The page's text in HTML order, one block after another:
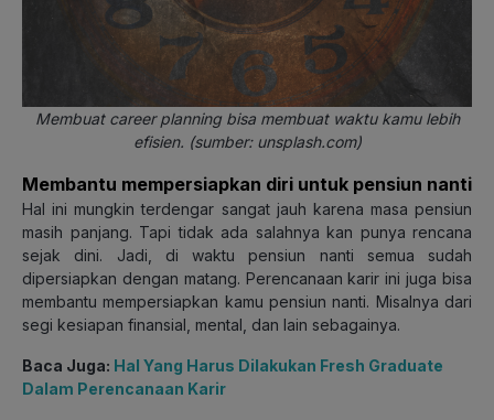
Membuat career planning bisa membuat waktu kamu lebih
efisien. (sumber: unsplash.com)
Membantu mempersiapkan diri untuk pensiun nanti
Hal ini mungkin terdengar sangat jauh karena masa pensiun
masih panjang. Tapi tidak ada salahnya kan punya rencana
sejak dini. Jadi, di waktu pensiun nanti semua sudah
dipersiapkan dengan matang. Perencanaan karir ini juga bisa
membantu mempersiapkan kamu pensiun nanti. Misalnya dari
segi kesiapan finansial, mental, dan lain sebagainya.
Baca Juga: Hal Yang Harus Dilakukan Fresh Graduate
Dalam Perencanaan Karir